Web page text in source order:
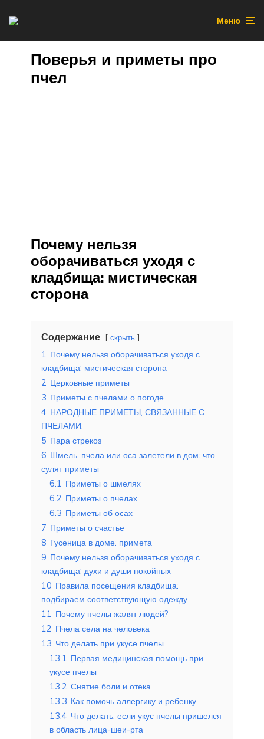
Меню
Поверья и приметы про
пчел
Почему нельзя
оборачиваться уходя с
кладбища: мистическая
сторона
Содержание скрыть
1 Почему нельзя оборачиваться уходя с
кладбища: мистическая сторона
2 Церковные приметы
3 Приметы с пчелами о погоде
4 НАРОДНЫЕ ПРИМЕТЫ, СВЯЗАННЫЕ С
ПЧЕЛАМИ.
5 Пара стрекоз
6 Шмель, пчела или оса залетели в дом: что
сулят приметы
6.1 Приметы о шмелях
6.2 Приметы о пчелах
6.3 Приметы об осах
7 Приметы о счастье
8 Гусеница в доме: примета
9 Почему нельзя оборачиваться уходя с
кладбища: духи и души покойных
10 Правила посещения кладбища:
подбираем соответствующую одежду
11 Почему пчелы жалят людей?
12 Пчела села на человека
13 Что делать при укусе пчелы
13.1 Первая медицинская помощь при
укусе пчелы
13.2 Снятие боли и отека
13.3 Как помочь аллергику и ребенку
13.4 Что делать, если укус пчелы пришелся
в область лица-шеи-рта